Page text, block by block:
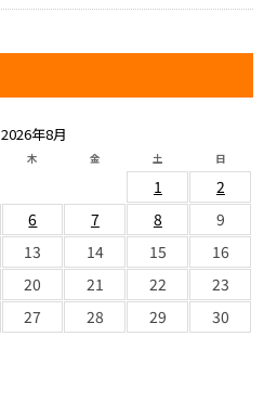
2026年8月
木 金 土 日
1
2
6 7 8
9
13 14 15
16
20 21 22
23
27 28 29
30